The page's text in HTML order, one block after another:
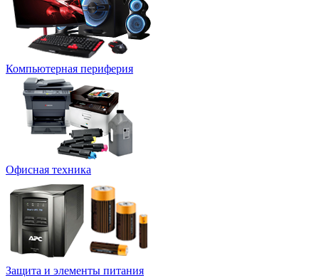
Компьютерная периферия
Офисная техника
Защита и элементы питания